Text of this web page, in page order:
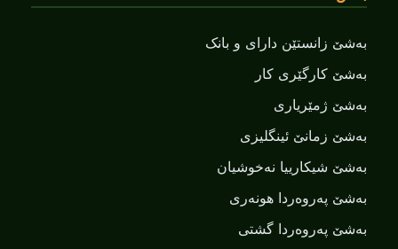
بەشێ زانستێن دارای و بانک
بەشێ کارگێری کار
بەشێ ژمێریاری
بەشێ زمانێ ‌‌ئینگلیزی
بەشێ شیکارییا نەخوشیان
بەشێ پەروەردا هونەری
بەشێ پەروەردا گشتی